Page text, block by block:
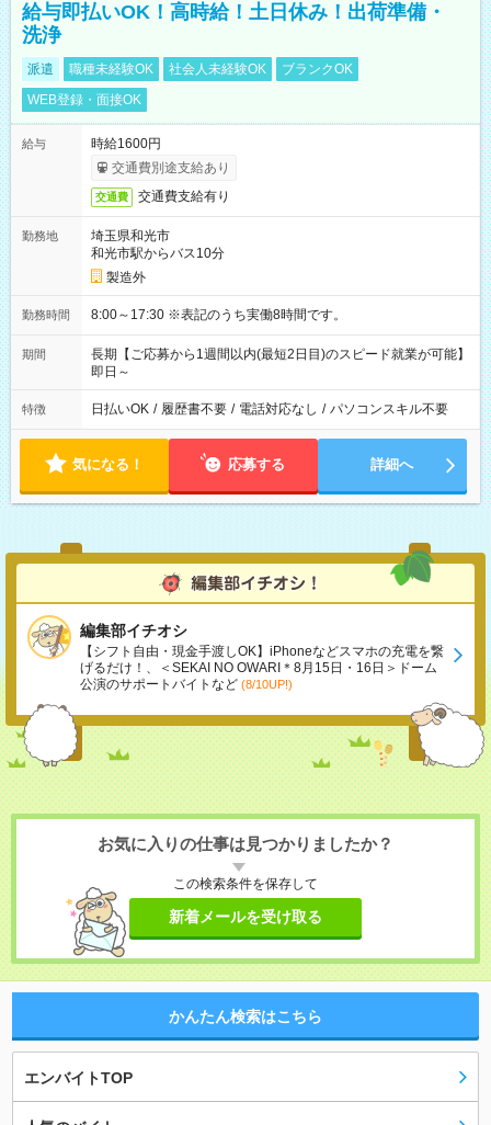
給与即払いOK！高時給！土日休み！出荷準備・
洗浄
派遣 職種未経験OK 社会人未経験OK
ブランクOK
WEB登録・面接OK
給与
時給1600円
交通費別途支給あり
交通費 交通費支給有り
勤務地
埼玉県和光市
和光市駅からバス10分
製造外
勤務時間 8:00～17:30 ※表記のうち実働8時間です。
期間
長期【ご応募から1週間以内(最短2日目)のスピード就業が可能】
即日～
特徴 日払いOK / 履歴書不要 / 電話対応なし / パソコンスキル不要
気になる！ 応募する 詳細へ
編集部イチオシ
【シフト自由・現金手渡しOK】iPhoneなどスマホの充電を繋
げるだけ！、＜SEKAI NO OWARI＊8月15日・16日＞ドーム
公演のサポートバイトなど (8/10UP!)
お気に入りの仕事は見つかりましたか？
この検索条件を保存して
新着メールを受け取る
かんたん検索はこちら
エンバイトTOP